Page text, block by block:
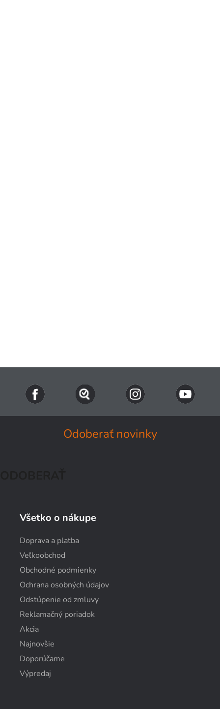
Odoberať novinky
Všetko o nákupe
Doprava a platba
Veľkoobchod
Obchodné podmienky
Ochrana osobných údajov
Odstúpenie od zmluvy
Reklamačný poriadok
Akcia
Najnovšie
Doporúčame
Výpredaj